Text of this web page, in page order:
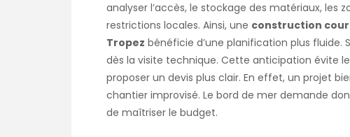
analyser l’accès, le stockage des matériaux,
restrictions locales. Ainsi, une construction
Tropez bénéficie d’une planification plus fluide.
dès la visite technique. Cette anticipation évite
proposer un devis plus clair. En effet, un projet
chantier improvisé. Le bord de mer demande
de maîtriser le budget.